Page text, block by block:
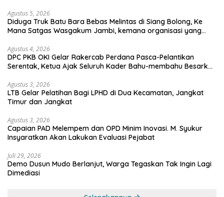
Agustus 5, 2026
Diduga Truk Batu Bara Bebas Melintas di Siang Bolong, Ke
Mana Satgas Wasgakum Jambi, kemana organisasi yang
Agustus 4, 2026
DPC PKB OKI Gelar Rakercab Perdana Pasca-Pelantikan
Serentak, Ketua Ajak Seluruh Kader Bahu-membahu Besarkan
Agustus 3, 2026
LTB Gelar Pelatihan Bagi LPHD di Dua Kecamatan, Jangkat
Timur dan Jangkat
Agustus 3, 2026
Capaian PAD Melempem dan OPD Minim Inovasi. M. Syukur
Insyaratkan Akan Lakukan Evaluasi Pejabat
Juli 29, 2026
Demo Dusun Mudo Berlanjut, Warga Tegaskan Tak Ingin Lagi
Dimediasi